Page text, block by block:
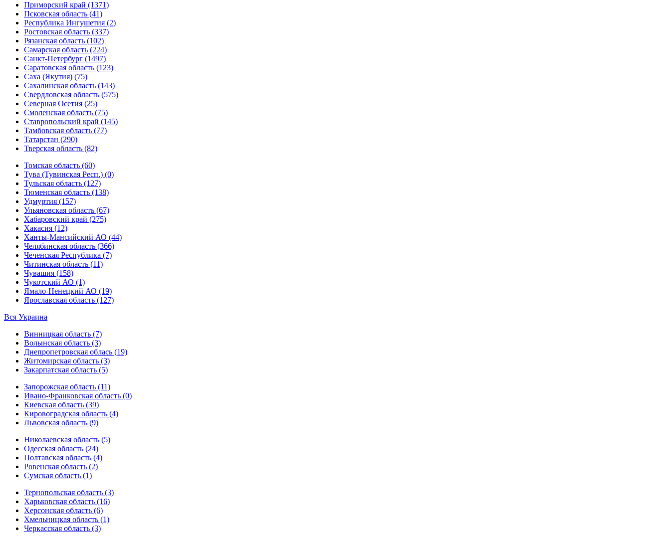
Приморский край (1371)
Псковская область (41)
Республика Ингушетия (2)
Ростовская область (337)
Рязанская область (102)
Самарская область (224)
Санкт-Петербург (1497)
Саратовская область (123)
Саха (Якутия) (75)
Сахалинская область (143)
Свердловская область (575)
Северная Осетия (25)
Смоленская область (75)
Ставропольский край (145)
Тамбовская область (77)
Татарстан (290)
Тверская область (82)
Томская область (60)
Тува (Тувинская Респ.) (0)
Тульская область (127)
Тюменская область (138)
Удмуртия (157)
Ульяновская область (67)
Хабаровский край (275)
Хакасия (12)
Ханты-Мансийский АО (44)
Челябинская область (366)
Чеченская Республика (7)
Читинская область (11)
Чувашия (158)
Чукотский АО (1)
Ямало-Ненецкий АО (19)
Ярославская область (127)
Вся Украина
Винницкая область (7)
Волынская область (3)
Днепропетровская облась (19)
Житомирская область (3)
Закарпатская область (5)
Запорожская область (11)
Ивано-Франковская область (0)
Киевская область (39)
Кировоградская область (4)
Львовская область (9)
Николаевская область (5)
Одесская область (24)
Полтавская область (4)
Ровенская область (2)
Сумская область (1)
Тернопольская область (3)
Харьковская область (16)
Херсонская область (6)
Хмельницкая область (1)
Черкасская область (3)